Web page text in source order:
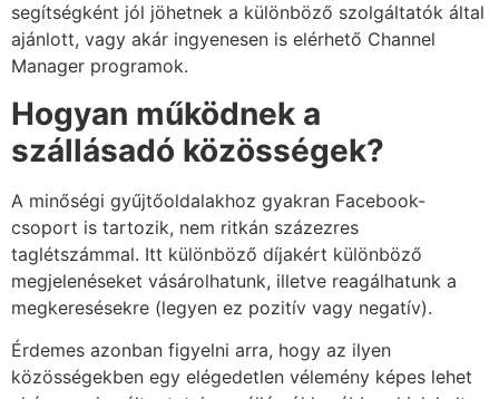
segítségként jól jöhetnek a különböző szolgáltatók által
ajánlott, vagy akár ingyenesen is elérhető Channel
Manager programok.
Hogyan működnek a
szállásadó közösségek?
A minőségi gyűjtőoldalakhoz gyakran Facebook-
csoport is tartozik, nem ritkán százezres
taglétszámmal. Itt különböző díjakért különböző
megjelenéseket vásárolhatunk, illetve reagálhatunk a
megkeresésekre (legyen ez pozitív vagy negatív).
Érdemes azonban figyelni arra, hogy az ilyen
közösségekben egy elégedetlen vélemény képes lehet